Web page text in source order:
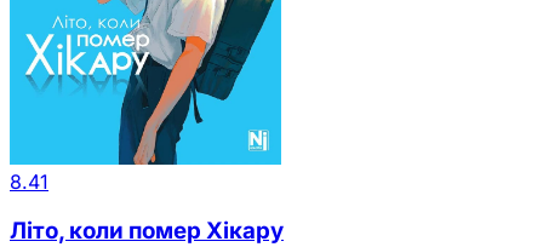
8.41
Літо, коли помер Хікару